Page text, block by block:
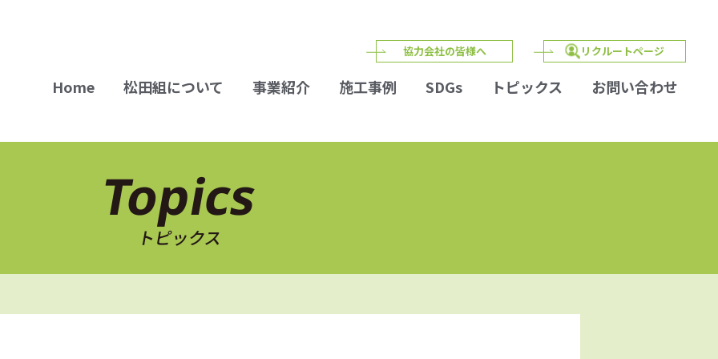
Home 松田組について 事業紹介 施工事例 SDGs トピックス お問い合わせ
リクルートページ
協力会社の皆様へ
Topics
トピックス